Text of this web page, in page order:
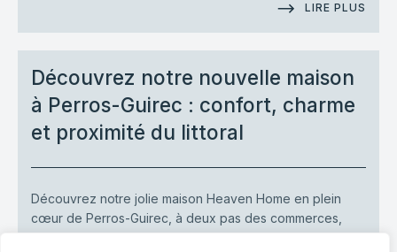
LIRE PLUS
Découvrez notre nouvelle maison
à Perros-Guirec : confort, charme
et proximité du littoral
Découvrez notre jolie maison Heaven Home en plein
cœur de Perros-Guirec, à deux pas des commerces,
restaurants et du littoral.[…]